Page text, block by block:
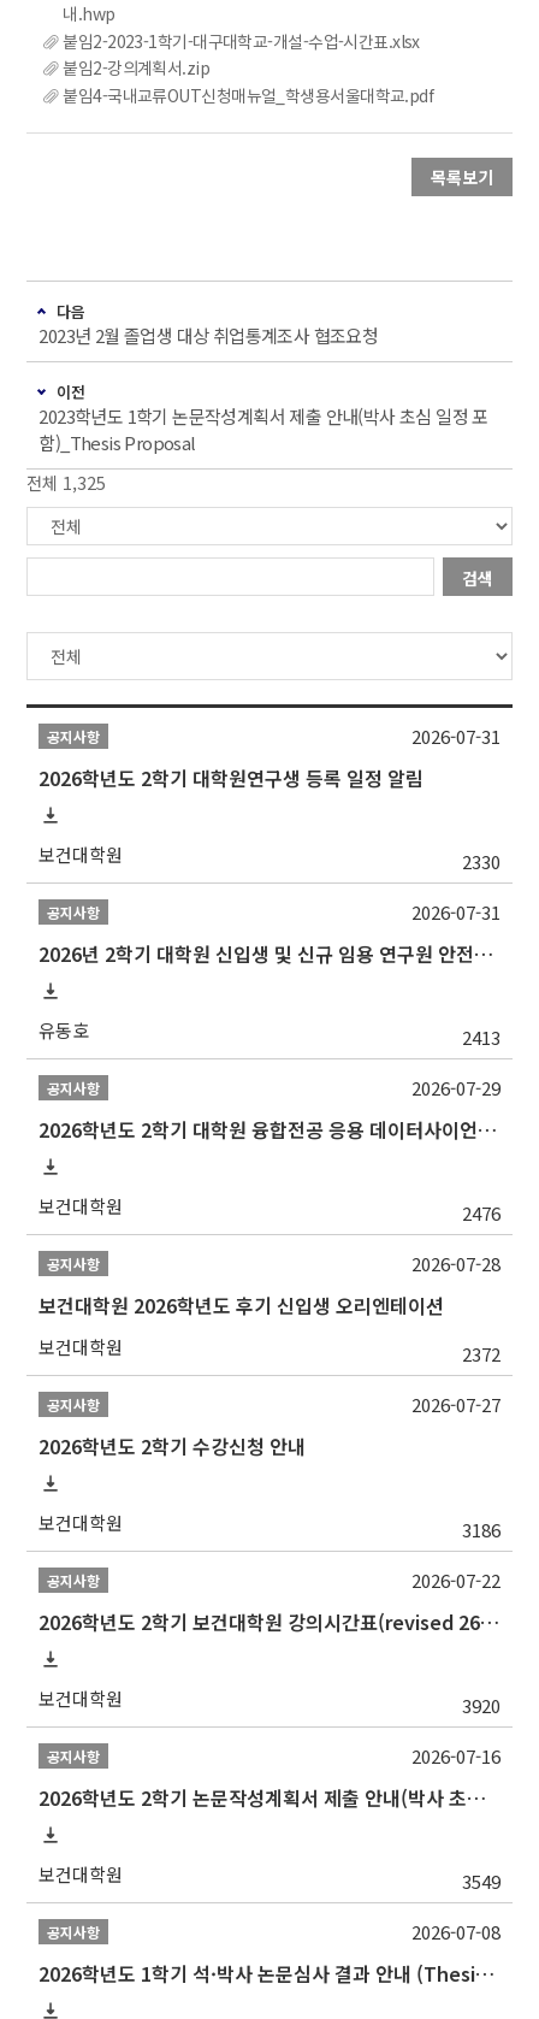
내.hwp
붙임2-2023-1학기-대구대학교-개설-수업-시간표.xlsx
붙임2-강의계획서.zip
붙임4-국내교류OUT신청매뉴얼_학생용서울대학교.pdf
목록보기
다음
2023년 2월 졸업생 대상 취업통계조사 협조요청
이전
2023학년도 1학기 논문작성계획서 제출 안내(박사 초심 일정 포
함)_Thesis Proposal
전체 1,325
검색
공지사항
2026학년도 2학기 대학원연구생 등록 일정 알림
보건대학원 2330
2026-07-31
공지사항
2026년 2학기 대학원 신입생 및 신규 임용 연구원 안전환경교육(신규교육) 실시 안내
유동호 2413
2026-07-31
공지사항
2026학년도 2학기 대학원 융합전공 응용 데이터사이언스 선발 계획 알림
보건대학원 2476
2026-07-29
공지사항
보건대학원 2026학년도 후기 신입생 오리엔테이션
보건대학원 2372
2026-07-28
공지사항
2026학년도 2학기 수강신청 안내
보건대학원 3186
2026-07-27
공지사항
2026학년도 2학기 보건대학원 강의시간표(revised 260803)(2026 2nd SEMESTER SNU GSPH TIMETABLE)
보건대학원 3920
2026-07-22
공지사항
2026학년도 2학기 논문작성계획서 제출 안내(박사 초심 일정 포함)_Thesis Proposal
보건대학원 3549
2026-07-16
공지사항
2026학년도 1학기 석·박사 논문심사 결과 안내 (Thesis Defense Result)
2026-07-08